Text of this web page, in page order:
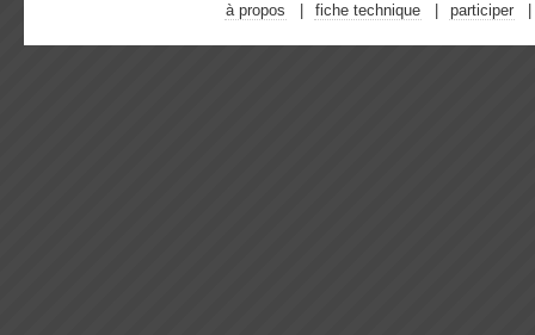
à propos fiche technique participer